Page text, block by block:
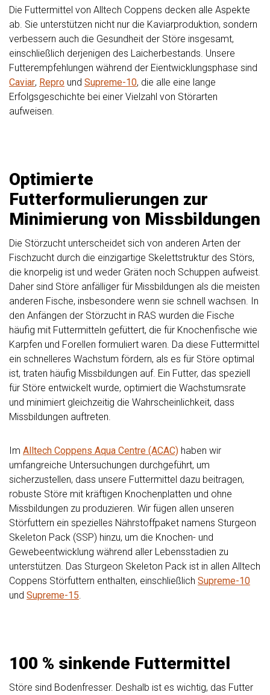
Die Futtermittel von Alltech Coppens decken alle Aspekte
ab. Sie unterstützen nicht nur die Kaviarproduktion, sondern
verbessern auch die Gesundheit der Störe insgesamt,
einschließlich derjenigen des Laicherbestands. Unsere
Futterempfehlungen während der Eientwicklungsphase sind
Caviar, Repro und Supreme-10, die alle eine lange
Erfolgsgeschichte bei einer Vielzahl von Störarten
aufweisen.
Optimierte
Futterformulierungen zur
Minimierung von Missbildungen
Die Störzucht unterscheidet sich von anderen Arten der
Fischzucht durch die einzigartige Skelettstruktur des Störs,
die knorpelig ist und weder Gräten noch Schuppen aufweist.
Daher sind Störe anfälliger für Missbildungen als die meisten
anderen Fische, insbesondere wenn sie schnell wachsen. In
den Anfängen der Störzucht in RAS wurden die Fische
häufig mit Futtermitteln gefüttert, die für Knochenfische wie
Karpfen und Forellen formuliert waren. Da diese Futtermittel
ein schnelleres Wachstum fördern, als es für Störe optimal
ist, traten häufig Missbildungen auf. Ein Futter, das speziell
für Störe entwickelt wurde, optimiert die Wachstumsrate
und minimiert gleichzeitig die Wahrscheinlichkeit, dass
Missbildungen auftreten.
Im Alltech Coppens Aqua Centre (ACAC) haben wir
umfangreiche Untersuchungen durchgeführt, um
sicherzustellen, dass unsere Futtermittel dazu beitragen,
robuste Störe mit kräftigen Knochenplatten und ohne
Missbildungen zu produzieren. Wir fügen allen unseren
Störfuttern ein spezielles Nährstoffpaket namens Sturgeon
Skeleton Pack (SSP) hinzu, um die Knochen- und
Gewebeentwicklung während aller Lebensstadien zu
unterstützen. Das Sturgeon Skeleton Pack ist in allen Alltech
Coppens Störfuttern enthalten, einschließlich Supreme-10
und Supreme-15
100 % sinkende Futtermittel
Störe sind Bodenfresser. Deshalb ist es wichtig, das Futter